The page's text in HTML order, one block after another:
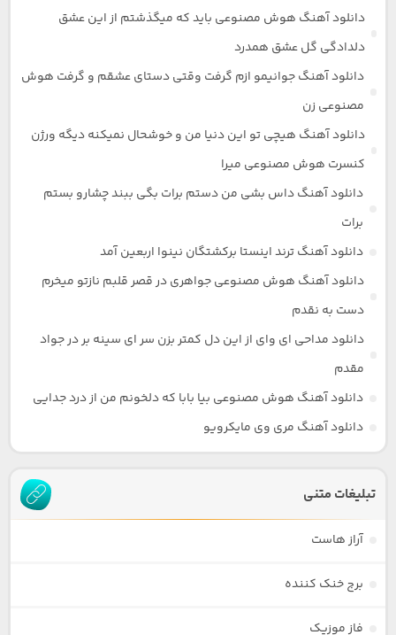
دانلود آهنگ هوش مصنوعی باید که میگذشتم از این عشق
دلدادگی گل عشق همدرد
دانلود آهنگ جوانیمو ازم گرفت وقتی دستای عشقم و گرفت هوش
مصنوعی زن
دانلود آهنگ هیچی تو این دنیا من و خوشحال نمیکنه دیگه ورژن
کنسرت هوش مصنوعی میرا
دانلود آهنگ داس بشی من دستم برات بگی ببند چشارو بستم
برات
دانلود آهنگ ترند اینستا برکشتگان نینوا اربعین آمد
دانلود آهنگ هوش مصنوعی جواهری در قصر قلبم نازتو میخرم
دست به نقدم
دانلود مداحی ای وای از این دل کمتر بزن سر ای سینه بر در جواد
مقدم
دانلود آهنگ هوش مصنوعی بیا بابا که دلخونم من از درد جدایی
دانلود آهنگ مری وی مایکرویو
تبلیغات متنی
آراز هاست
برج خنک کننده
فاز موزیک